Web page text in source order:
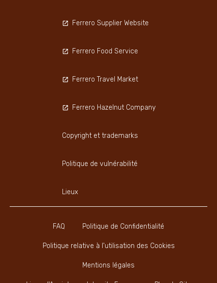
FAQ Politique de Confidentialité
Politique relative à l'utilisation des Cookies
Mentions légales
Ferrero Supplier Website
Ferrero Food Service
Ferrero Travel Market
Ferrero Hazelnut Company
Copyright et trademarks
Politique de vulnérabilité
Lieux